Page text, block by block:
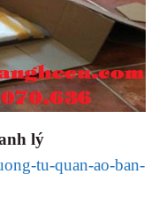
lý
tu-quan-ao-ban-